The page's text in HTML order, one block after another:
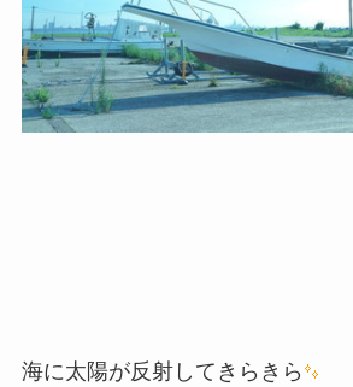
海に太陽が反射してきらきら